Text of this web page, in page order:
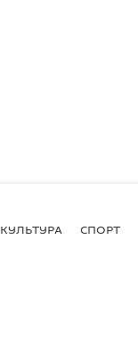
КУЛЬТУРА СПОРТ